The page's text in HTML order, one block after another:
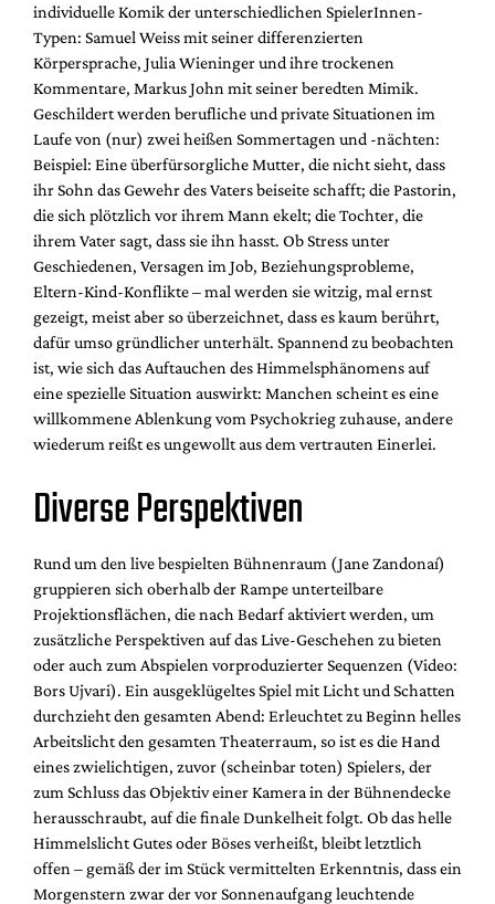
individuelle Komik der unterschiedlichen SpielerInnen-
Typen: Samuel Weiss mit seiner differenzierten
Körpersprache, Julia Wieninger und ihre trockenen
Kommentare, Markus John mit seiner beredten Mimik.
Geschildert werden berufliche und private Situationen im
Laufe von (nur) zwei heißen Sommertagen und -nächten:
Beispiel: Eine überfürsorgliche Mutter, die nicht sieht, dass
ihr Sohn das Gewehr des Vaters beiseite schafft; die Pastorin,
die sich plötzlich vor ihrem Mann ekelt; die Tochter, die
ihrem Vater sagt, dass sie ihn hasst. Ob Stress unter
Geschiedenen, Versagen im Job, Beziehungsprobleme,
Eltern-Kind-Konflikte – mal werden sie witzig, mal ernst
gezeigt, meist aber so überzeichnet, dass es kaum berührt,
dafür umso gründlicher unterhält. Spannend zu beobachten
ist, wie sich das Auftauchen des Himmelsphänomens auf
eine spezielle Situation auswirkt: Manchen scheint es eine
willkommene Ablenkung vom Psychokrieg zuhause, andere
wiederum reißt es ungewollt aus dem vertrauten Einerlei.
Diverse Perspektiven
Rund um den live bespielten Bühnenraum (Jane Zandonaí)
gruppieren sich oberhalb der Rampe unterteilbare
Projektionsflächen, die nach Bedarf aktiviert werden, um
zusätzliche Perspektiven auf das Live-Geschehen zu bieten
oder auch zum Abspielen vorproduzierter Sequenzen (Video:
Bors Ujvari). Ein ausgeklügeltes Spiel mit Licht und Schatten
durchzieht den gesamten Abend: Erleuchtet zu Beginn helles
Arbeitslicht den gesamten Theaterraum, so ist es die Hand
eines zwielichtigen, zuvor (scheinbar toten) Spielers, der
zum Schluss das Objektiv einer Kamera in der Bühnendecke
herausschraubt, auf die finale Dunkelheit folgt. Ob das helle
Himmelslicht Gutes oder Böses verheißt, bleibt letztlich
offen – gemäß der im Stück vermittelten Erkenntnis, dass ein
Morgenstern zwar der vor Sonnenaufgang leuchtende